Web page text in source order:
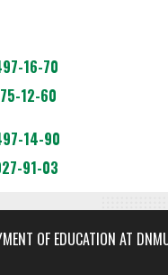
16-70
12-60
14-90
91-03
OF EDUCATION AT